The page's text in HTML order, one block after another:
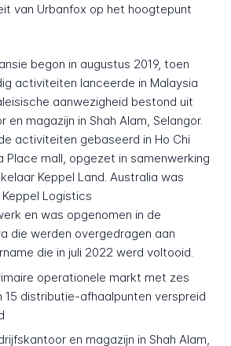
van Urbanfox op het hoogtepunt
begon in augustus 2019, toen
activiteiten lanceerde in Malaysia
aanwezigheid bestond uit
en magazijn in Shah Alam, Selangor.
activiteiten gebaseerd in Ho Chi
Place mall, opgezet in samenwerking
Keppel Land. Australia was
Logistics
en was opgenomen in de
die werden overgedragen aan
die in juli 2022 werd voltooid.
operationele markt met zes
15 distributie-afhaalpunten verspreid
en magazijn in Shah Alam,